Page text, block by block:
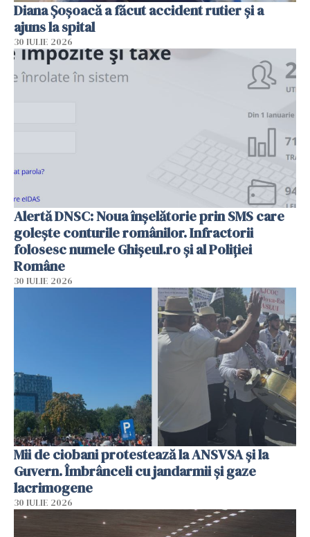
Diana Șoșoacă a făcut accident rutier și a
ajuns la spital
30 IULIE 2026
Alertă DNSC: Noua înșelătorie prin SMS care
golește conturile românilor. Infractorii
folosesc numele Ghișeul.ro și al Poliției
Române
30 IULIE 2026
Mii de ciobani protestează la ANSVSA și la
Guvern. Îmbrânceli cu jandarmii și gaze
lacrimogene
30 IULIE 2026